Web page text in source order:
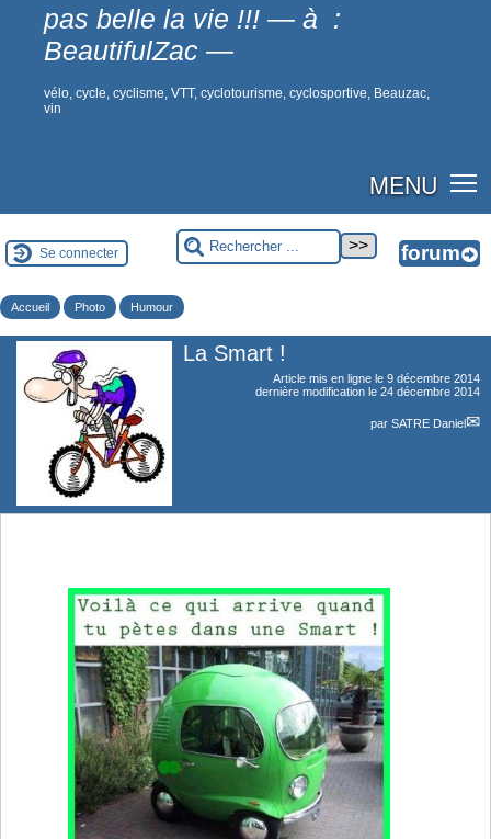
pas belle la vie !!! — à :
BeautifulZac —
vélo, cycle, cyclisme, VTT, cyclotourisme, cyclosportive, Beauzac,
vin
MENU
Se connecter
Accueil Photo Humour
La Smart !
Article mis en ligne le 9 décembre 2014
dernière modification le 24 décembre 2014
par SATRE Daniel